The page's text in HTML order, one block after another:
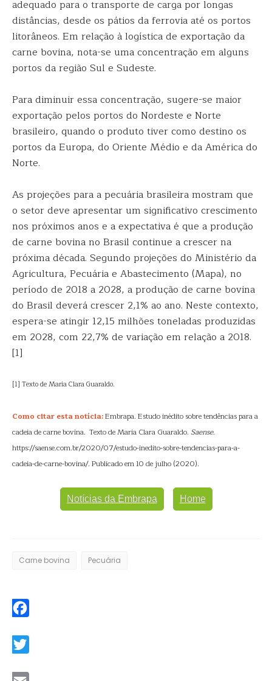
adequado para o transporte de carga por longas
distâncias, desde os pátios da ferrovia até os portos
litorâneos. Em relação à logística de exportação da
carne bovina, nota-se uma concentração em alguns
portos da região Sul e Sudeste.
Para diminuir essa concentração, sugere-se maior
exportação pelos portos do Nordeste e Norte
brasileiro, quando o produto tiver como destino os
portos da Europa, do Oriente Médio e da América do
Norte.
As projeções para a pecuária brasileira mostram que
o setor deve apresentar um significativo crescimento
nos próximos anos e a expectativa é que a produção
de carne bovina no Brasil continue a crescer na
próxima década. Segundo projeções do Ministério da
Agricultura, Pecuária e Abastecimento (Mapa), no
período de 2018 a 2028, a produção de carne bovina
do Brasil deverá crescer 2,1% ao ano. Neste contexto,
espera-se atingir 12,15 milhões toneladas produzidas
em 2028, com 22,7% de variação em relação a 2018.
[1]
[1] Texto de Maria Clara Guaraldo.
Como citar esta notícia:Embrapa. Estudo inédito sobre tendências para a
cadeia de carne bovina. Texto de Maria Clara Guaraldo. Saense.
https://saense.com.br/2020/07/estudo-inedito-sobre-tendencias-para-a-
cadeia-de-carne-bovina/. Publicado em 10 de julho (2020).
Notícias da Embrapa Home
Carne bovina Pecuária